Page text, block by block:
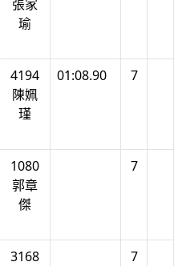
張家
瑜
4194
陳姵
瑾
01:08.90 7
1080
郭章
傑
7
3168
7